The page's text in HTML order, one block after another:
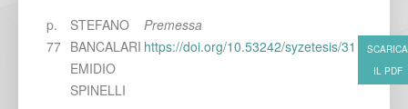
p.
77
STEFANO
BANCALARI
EMIDIO
SPINELLI
Premessa
https://doi.org/10.53242/syzetesis/31
SCARICA
IL PDF